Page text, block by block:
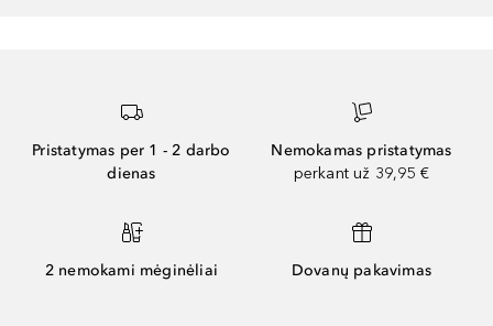
Pristatymas per 1 - 2 darbo
dienas
Nemokamas pristatymas
perkant už 39,95 €
2 nemokami mėginėliai Dovanų pakavimas